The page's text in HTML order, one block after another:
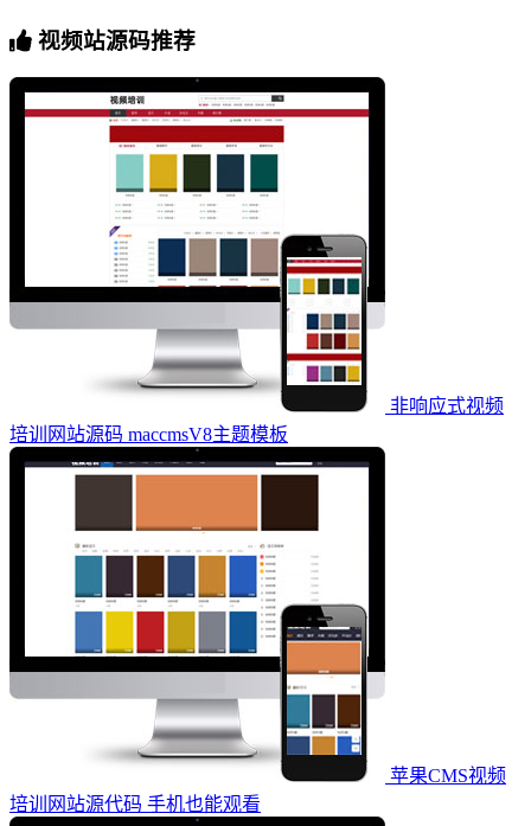
视频站源码推荐
非响应式视频
培训网站源码 maccmsV8主题模板
苹果CMS视频
培训网站源代码 手机也能观看